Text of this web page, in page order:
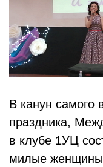
В канун самого
праздника,
в клубе 1УЦ
милые